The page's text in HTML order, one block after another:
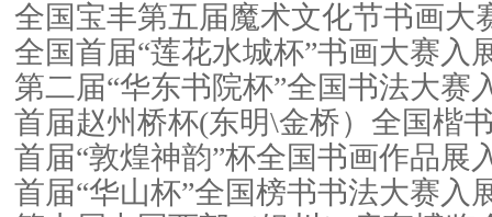
全国宝丰第五届魔术文化节书画大
全国首届“莲花水城杯”书画大赛入
第二届“华东书院杯”全国书法大赛
首届赵州桥杯(东明\金桥）全国楷
首届“敦煌神韵”杯全国书画作品展
首届“华山杯”全国榜书书法大赛入